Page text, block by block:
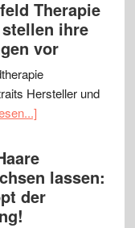
Therapie
ihre
vor
Hersteller und
lassen:
der